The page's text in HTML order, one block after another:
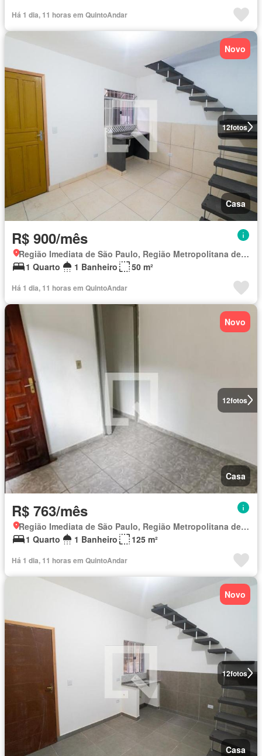
Há 1 dia, 11 horas em QuintoAndar
12fotos
Novo
Casa
R$ 900/mês
Região Imediata de São Paulo, Região Metropolitana de São Paulo
1 Quarto
1 Banheiro 50 m²
Há 1 dia, 11 horas em QuintoAndar
12fotos
Novo
Casa
R$ 763/mês
Região Imediata de São Paulo, Região Metropolitana de São Paulo
1 Quarto
1 Banheiro 125 m²
Há 1 dia, 11 horas em QuintoAndar
12fotos
Novo
Casa